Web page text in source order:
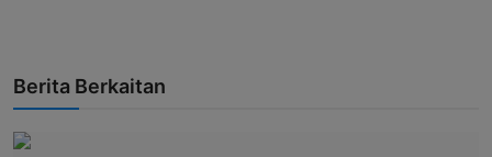
Berita Berkaitan